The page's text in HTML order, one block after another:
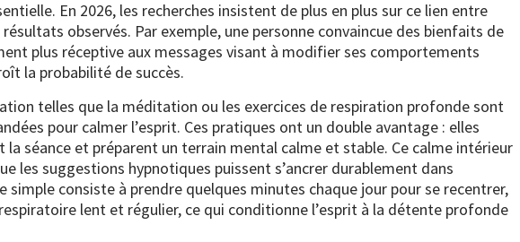
En 2026, les recherches insistent de plus en plus sur ce lien entre
observés. Par exemple, une personne convaincue des bienfaits de
plus réceptive aux messages visant à modifier ses comportements
la probabilité de succès.
telles que la méditation ou les exercices de respiration profonde sont
pour calmer l’esprit. Ces pratiques ont un double avantage : elles
la séance et préparent un terrain mental calme et stable. Ce calme intérieur
les suggestions hypnotiques puissent s’ancrer durablement dans
simple consiste à prendre quelques minutes chaque jour pour se recentrer,
lent et régulier, ce qui conditionne l’esprit à la détente profonde